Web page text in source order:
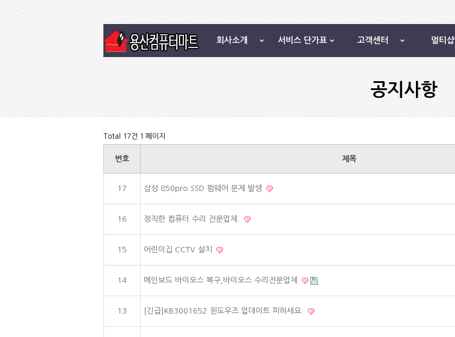
회사소개 서비스 단가표 고객센터 멀티샵
공지사항
Total 17건 1 페이지
번호 제목
17 삼성 850pro SSD 펌웨어 문제 발생
16 정직한 컴퓨터 수리 전문업체.
15 어린이집 CCTV 설치
14 메인보드 바이오스 복구,바이오스 수리전문업체
13 [긴급]KB3001652 윈도우즈 업데이트 피하세요.